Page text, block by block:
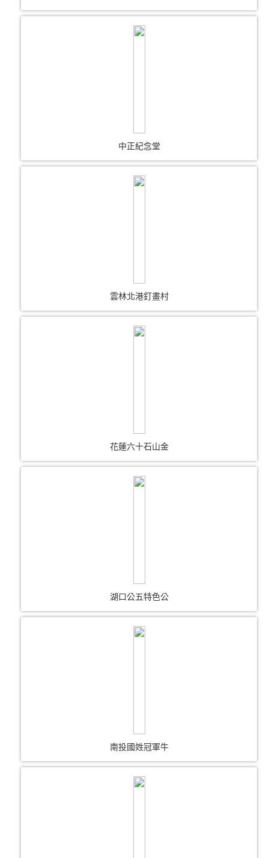
中正紀念堂
雲林北港釘畫村
花蓮六十石山金
湖口公五特色公
南投國姓冠軍牛